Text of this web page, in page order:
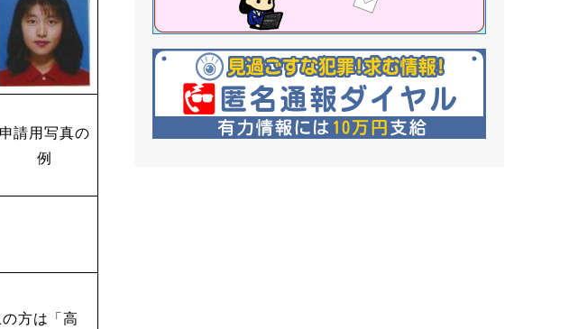
申請用写真の
例
方は「高